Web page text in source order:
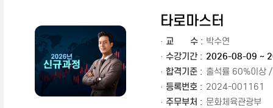
타로마스터
· 교 수 : 박수연
· 수강기간 : 2026-08-09 ~
· 합격기준 : 출석률 60%이상
· 등록번호 : 2024-001161
· 주무부처 : 문화체육관광부